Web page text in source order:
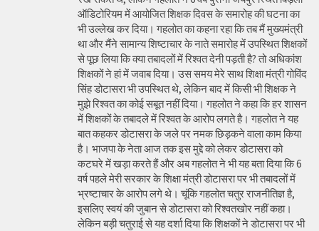
ऑडिटोरियम में आयोजित शिक्षक दिवस के समारोह की घटना का
भी उल्लेख कर दिया। गहलोत का कहना रहा कि तब मैं मुख्यमंत्री
था और मैंने सामान्य शिष्टाचार के नाते समारोह में उपस्थित शिक्षकों
से पूछ लिया कि क्या तबादलों में रिश्वत देनी पड़ती है? तो अधिकांश
शिक्षकों ने हां में जवाब दिया। उस समय मेरे साथ शिक्षा मंत्री गोविंद
सिंह डोटासरा भी उपस्थित थे, लेकिन बाद में किसी भी शिक्षक ने
मुझे रिश्वत का कोई सबूत नहीं दिया। गहलोत ने कहा कि हर शासन
में शिक्षकों के तबादले में रिश्वत के आरोप लगते है। गहलोत ने यह
बात कहकर डोटासरा के जले पर नमक छिड़कने वाला काम किया
है। भाजपा के नेता आज तक इस मुद्दे को लेकर डोटासरा को
कटघरे में खड़ा करते हैं और अब गहलोत ने भी यह बता दिया कि 6
वर्ष पहले मेरी सरकार के शिक्षा मंत्री डोटासरा पर भी तबादलों में
भ्रष्टाचार के आरोप लगे थे। चूंकि गहलोत चतुर राजनीतिज्ञ है,
इसलिए स्वयं की जुबान से डोटासरा को रिश्वतखोर नहीं कहा।
लेकिन बड़ी चतुराई से यह दर्शा दिया कि शिक्षकों ने डोटासरा पर भी